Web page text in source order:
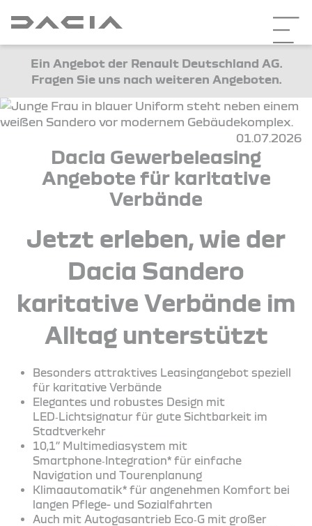
Ein Angebot der Renault Deutschland AG.
Fragen Sie uns nach weiteren Angeboten.
01.07.2026
Dacia Gewerbeleasing
Angebote für karitative
Verbände
Jetzt erleben, wie der
Dacia Sandero
karitative Verbände im
Alltag unterstützt
Besonders attraktives Leasingangebot speziell
für karitative Verbände
Elegantes und robustes Design mit
LED‑Lichtsignatur für gute Sichtbarkeit im
Stadtverkehr
10,1’’ Multimediasystem mit
Smartphone‑Integration* für einfache
Navigation und Tourenplanung
Klimaautomatik* für angenehmen Komfort bei
langen Pflege- und Sozialfahrten
Auch mit Autogasantrieb Eco‑G mit großer